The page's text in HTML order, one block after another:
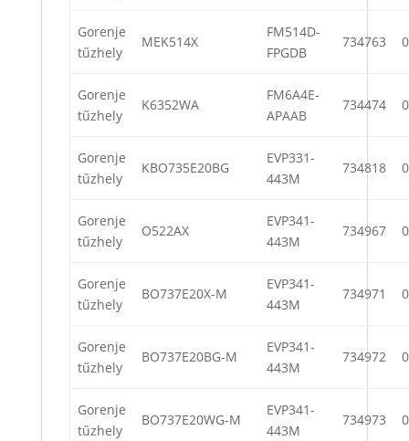
Gorenje
tűzhely
MEK514X
FM514D-
FPGDB
734763
Gorenje
tűzhely
K6352WA
FM6A4E-
APAAB
734474
Gorenje
tűzhely
KBO735E20BG
EVP331-
443M
734818
Gorenje
tűzhely
O522AX
EVP341-
443M
734967
Gorenje
tűzhely
BO737E20X-M
EVP341-
443M
734971
Gorenje
tűzhely
BO737E20BG-M
EVP341-
443M
734972
Gorenje
tűzhely
BO737E20WG-M
EVP341-
443M
734973